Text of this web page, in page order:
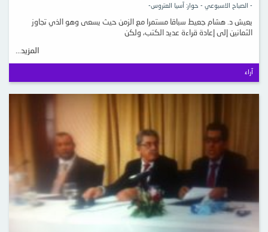
- الصباح الاسبوعي - حوار: آسيا العتروس-
يعيش د. هشام جعيط سباقا مستمرا مع الزمن حيث يسعى وهو الذي تجاوز
الثمانين إلى إعادة قراءة عديد الكتب، ولكن
المزيد...
آراء